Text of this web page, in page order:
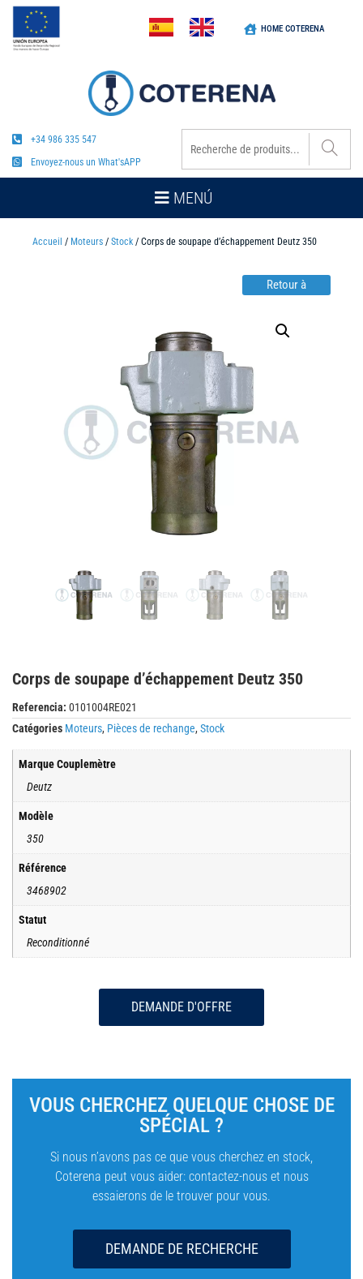
HOME COTERENA
+34 986 335 547
Envoyez-nous un What'sAPP
MENÚ
Accueil / Moteurs / Stock / Corps de soupape d’échappement Deutz 350
Retour à
Corps de soupape d’échappement Deutz 350
Referencia: 0101004RE021
Catégories Moteurs, Pièces de rechange, Stock
Marque Couplemètre
Deutz
Modèle
350
Référence
3468902
Statut
Reconditionné
DEMANDE D'OFFRE
VOUS CHERCHEZ QUELQUE CHOSE DE
SPÉCIAL ?
Si nous n’avons pas ce que vous cherchez en stock,
Coterena peut vous aider: contactez-nous et nous
essaierons de le trouver pour vous.
DEMANDE DE RECHERCHE